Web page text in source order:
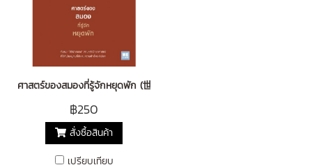
ศาสตร์ของสมองที่รู้จักหยุดพัก (世界のエリー トがやっている最高の
฿250
สั่งซื้อสินค้า
เปรียบเทียบ